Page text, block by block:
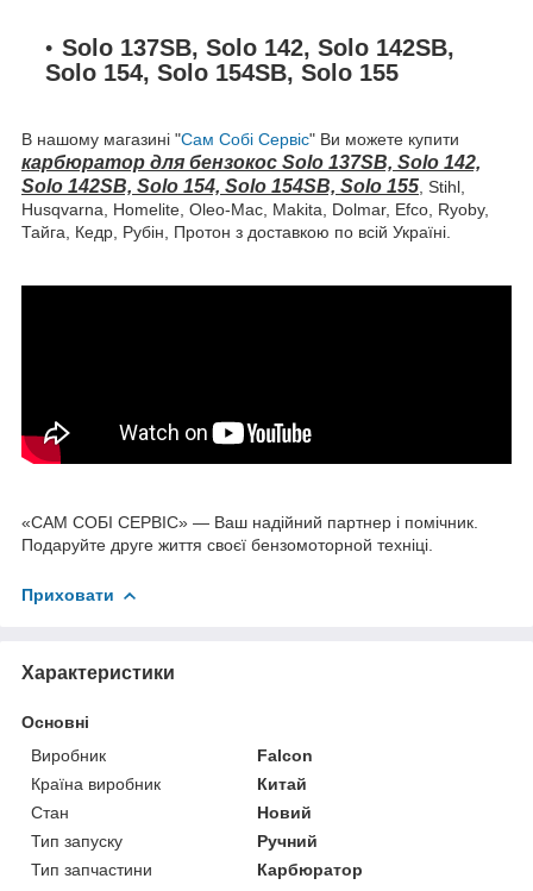
Solo 137SB, Solo 142, Solo 142SB,
Solo 154, Solo 154SB, Solo 155
В нашому магазині "Сам Собі Сервіс" Ви можете купити
карбюратор для бензокос Solo 137SB, Solo 142,
Solo 142SB, Solo 154, Solo 154SB, Solo 155 , Stihl,
Husqvarna, Homelite, Oleo-Mac, Makita, Dolmar, Efco, Ryoby,
Тайга, Кедр, Рубін, Протон з доставкою по всій Україні.
«САМ СОБІ СЕРВІС» — Ваш надійний партнер і помічник.
Подаруйте друге життя своєї бензомоторной техніці.
Приховати
Характеристики
Основні
Виробник
Falcon
Країна виробник
Китай
Стан
Новий
Тип запуску
Ручний
Тип запчастини
Карбюратор